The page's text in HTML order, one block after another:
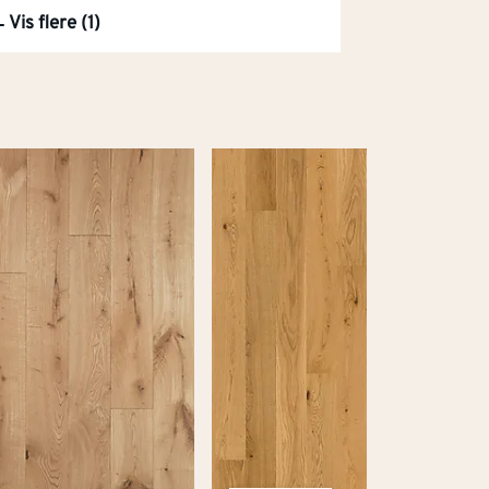
Vis flere (1)